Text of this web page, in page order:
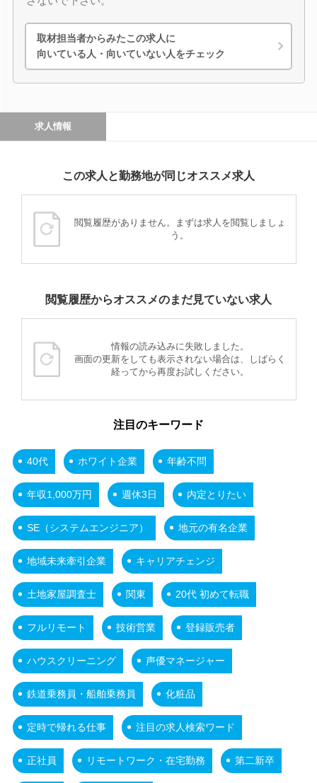
取材担当者からみたこの求人に
向いている人・向いていない人をチェック
求人情報
この求人と勤務地が同じオススメ求人
閲覧履歴がありません。まずは求人を閲覧しましょ
う。
閲覧履歴からオススメのまだ見ていない求人
情報の読み込みに失敗しました。
画面の更新をしても表示されない場合は、しばらく
経ってから再度お試しください。
注目のキーワード
40代 ホワイト企業 年齢不問
年収1,000万円 週休3日 内定とりたい
SE（システムエンジニア） 地元の有名企業
地域未来牽引企業 キャリアチェンジ
土地家屋調査士 関東 20代 初めて転職
フルリモート 技術営業 登録販売者
ハウスクリーニング 声優マネージャー
鉄道乗務員・船舶乗務員 化粧品
定時で帰れる仕事 注目の求人検索ワード
正社員 リモートワーク・在宅勤務 第二新卒